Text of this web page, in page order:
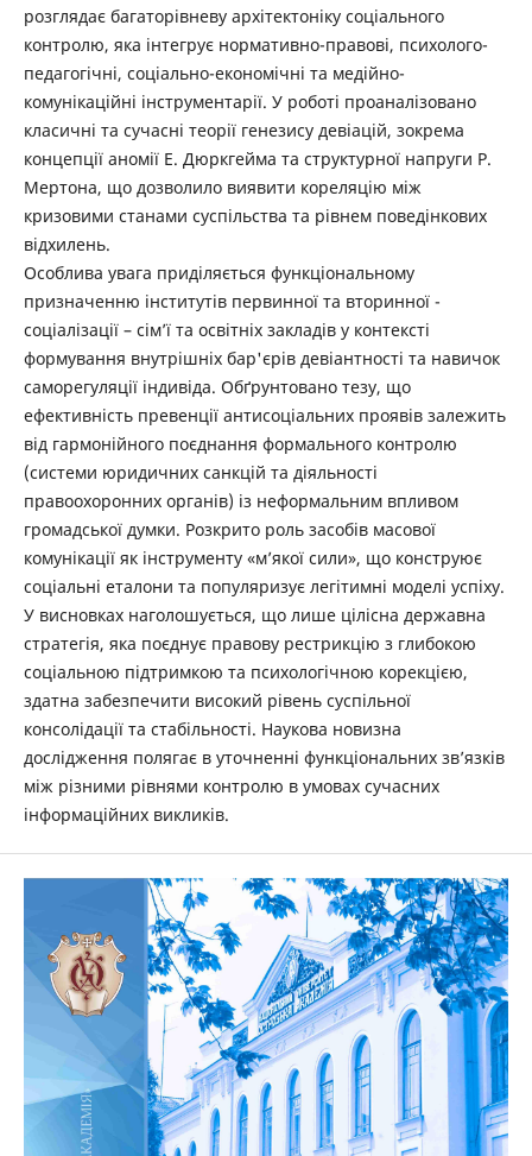
розглядає багаторівневу ­архітектоніку соціального
контролю, яка інтегрує нормативно-правові, психолого-
педагогічні, соціально-­економічні та медійно-
комунікаційні інструментарії. У роботі проаналізовано
класичні та сучасні теорії ­генезису девіацій, зокрема
концепції аномії Е. Дюркгейма та структурної напруги Р.
Мертона, що дозволило виявити кореляцію між
кризовими станами суспільства та рівнем поведінкових
відхилень.
Особлива увага приділяється функціональному
призначенню інститутів первинної та вторинної ­
соціалізації – сім’ї та освітніх закладів у контексті
формування внутрішніх бар'єрів девіантності та навичок
саморегуляції індивіда. Обґрунтовано тезу, що
ефективність превенції антисоціальних проявів залежить
від гармонійного поєднання формального контролю
(системи юридичних санкцій та діяльності
правоохоронних органів) із неформальним впливом
громадської думки. Розкрито роль засобів масової
комунікації як інструменту «м’якої сили», що конструює
соціальні еталони та популяризує легітимні моделі успіху.
У висновках наголошується, що лише цілісна державна
стратегія, яка поєднує правову рестрикцію з глибокою
соціальною підтримкою та психологічною корекцією,
здатна забезпечити високий рівень суспільної
консолідації та стабільності. Наукова новизна
дослідження полягає в уточненні функціональних зв’язків
між різними рівнями контролю в умовах сучасних
інформаційних викликів.